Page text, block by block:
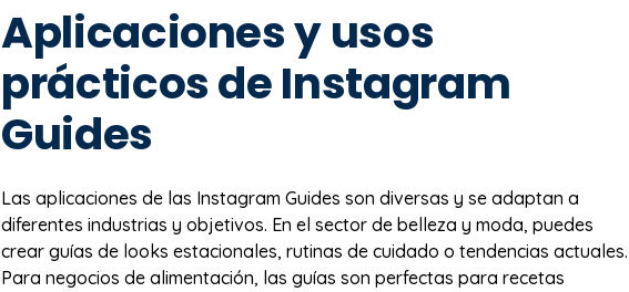
Aplicaciones y usos
prácticos de Instagram
Guides
Las aplicaciones de las Instagram Guides son diversas y se adaptan a
diferentes industrias y objetivos. En el sector de belleza y moda, puedes
crear guías de looks estacionales, rutinas de cuidado o tendencias actuales.
Para negocios de alimentación, las guías son perfectas para recetas